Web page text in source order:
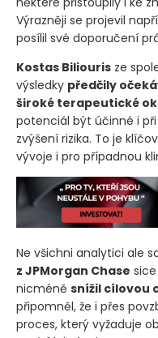
Výrazněji se projevil
posílil své doporučení
Kostas Biliouris ze
výsledky předčily
široké terapeutické
potenciál být účinné i
zvýšení rizika. To je
vývoje i pro případnou
Ne všichni analytici ale
z JPMorgan Chase
nicméně snížil cílovou
připomněl, že i přes
proces, který vyžaduje